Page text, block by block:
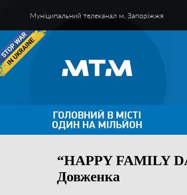
Муніципальний телеканал м. Запоріжжя
ГОЛОВНИЙ В МІСТІ
ОДИН НА МІЛЬЙОН
“HAPPY FAMILY
Довженка